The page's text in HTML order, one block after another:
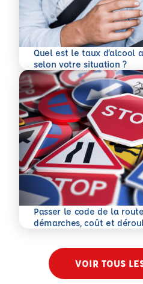
Quel est le taux d’alcool
selon votre situation ?
En savoir plus
Passer le code de la
démarches, coût et
En savoir plus
VOIR TOUS